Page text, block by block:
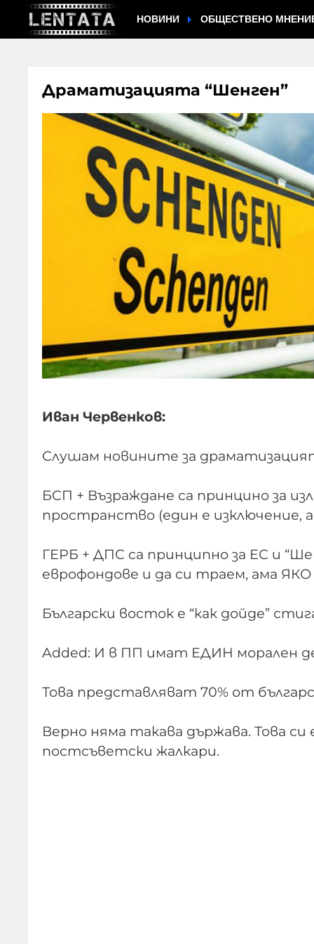
НОВИНИ ОБЩЕСТВЕНО
Драматизацията “Шенген”
Иван Червенков:
Слушам новините за
БСП + Възраждане са принцино за
пространство (един е изключение,
ГЕРБ + ДПС са принципно за ЕС и
еврофондове и да си траем, ама
Български восток е “как дойде”
Added: И в ПП имат ЕДИН морален
Това представляват 70% от
Верно няма такава държава. Това
постсъветски жалкари.